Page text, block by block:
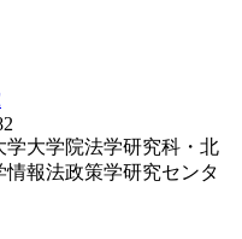
学大学院法学研究科・北
情報法政策学研究センタ